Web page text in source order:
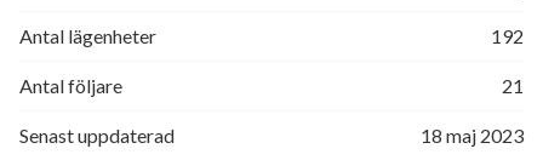
Antal lägenheter 192
Antal följare 21
Senast uppdaterad 18 maj 2023